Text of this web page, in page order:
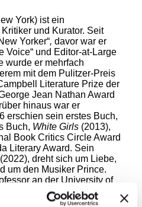
York) ist ein
und Kurator. Seit
Yorker“, davor war er
Voice“ und Editor-at-Large
wurde er mehrfach
mit dem Pulitzer-Preis
Literature Prize der
Jean Nathan Award
hinaus war er
erschien sein erstes Buch,
Buch, White Girls (2013),
Book Critics Circle Award
Literary Award. Sein
(2022), dreht sich um Liebe,
um den Musiker Prince.
an der University of
Lehraufträge hatte er an
of the Arts, der